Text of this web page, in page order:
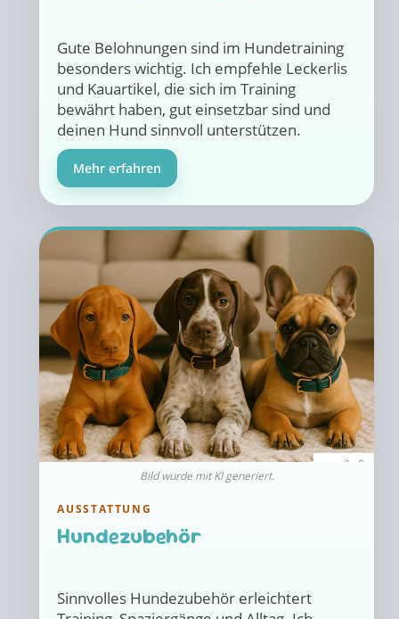
Gute Belohnungen sind im Hundetraining
besonders wichtig. Ich empfehle Leckerlis
und Kauartikel, die sich im Training
bewährt haben, gut einsetzbar sind und
deinen Hund sinnvoll unterstützen.
Mehr erfahren
Bild wurde mit KI generiert.
AUSSTATTUNG
Hundezubehör
Sinnvolles Hundezubehör erleichtert